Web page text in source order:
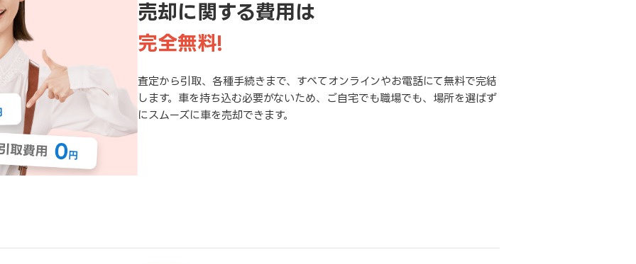
売却に関する費用は
完全無料!
査定から引取、各種手続きまで、すべてオンラインやお電話にて無料で完結
します。車を持ち込む必要がないため、ご自宅でも職場でも、場所を選ばず
にスムーズに車を売却できます。